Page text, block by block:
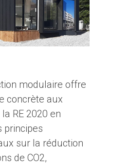
modulaire offre
concrète aux
RE 2020 en
principes
sur la réduction
de CO2,